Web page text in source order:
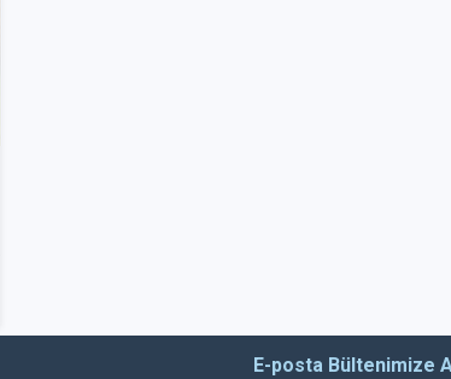
E-posta Bültenimize